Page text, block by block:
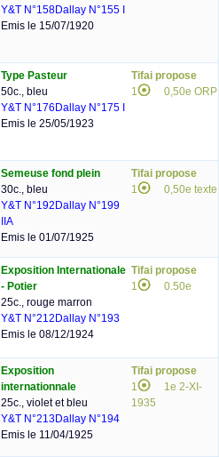
Y&T N°158Dallay N°155 I
Emis le 15/07/1920
Type Pasteur
50c., bleu
Y&T N°176 Dallay N°175 I
Emis le 25/05/1923
Tifai propose
1
0,50e ORP
Semeuse fond plein
30c., bleu
Y&T N°192 Dallay N°199
IIA
Emis le 01/07/1925
Tifai propose
1
0,50e texte
Exposition Internationale
- Potier
25c., rouge marron
Y&T N°212 Dallay N°193
Emis le 08/12/1924
Tifai propose
1
0.50e
Exposition
internationnale
25c., violet et bleu
Y&T N°213Dallay N°194
Emis le 11/04/1925
Tifai propose
1
1e 2-XI-
1935